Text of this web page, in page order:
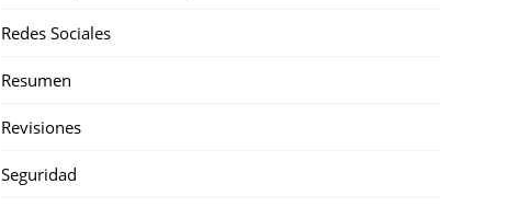
Redes Sociales
Resumen
Revisiones
Seguridad